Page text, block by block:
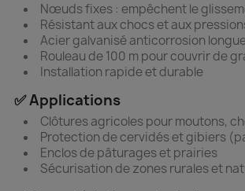
Nœuds fixes : empêchent le
Résistant aux chocs et aux
Acier galvanisé anticorrosion
Rouleau de 100 m pour couvrir de
Installation rapide et durable
✅ Applications
Clôtures agricoles pour moutons,
Protection de cervidés et gibiers
Enclos de pâturages et prairies
Sécurisation de zones rurales et